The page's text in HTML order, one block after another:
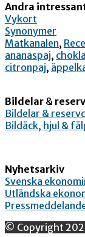
Andra
Vykort
Synonymer
Matkanalen,
ananaspaj,
citronpaj,
Bildelar &
Bildelar &
Bildäck, hjul &
Nyhetsarkiv
Svenska
Utländska
© Copyright